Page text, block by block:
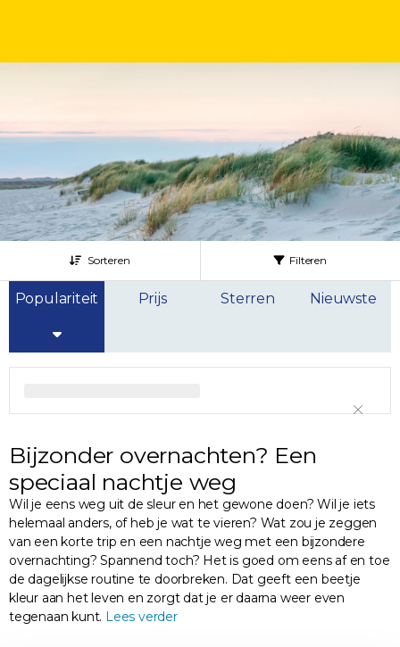
Sorteren Filteren
Populariteit Prijs Sterren Nieuwste
Bijzonder overnachten? Een
speciaal nachtje weg
Wil je eens weg uit de sleur en het gewone doen? Wil je iets
helemaal anders, of heb je wat te vieren? Wat zou je zeggen
van een korte trip en een nachtje weg met een bijzondere
overnachting? Spannend toch? Het is goed om eens af en toe
de dagelijkse routine te doorbreken. Dat geeft een beetje
kleur aan het leven en zorgt dat je er daarna weer even
tegenaan kunt. Lees verder